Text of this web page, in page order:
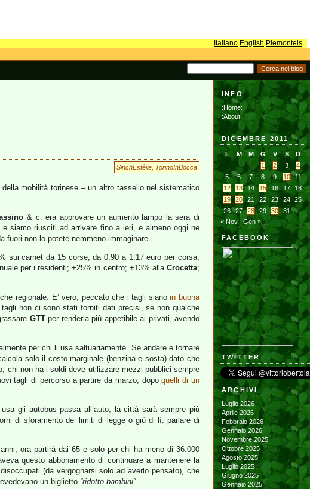
Italiano English Piemonteis
SinchËstèile TorinoInBocca
mobilità torinese – un altro tassello nel sistematico
& c. era approvare un aumento lampo la sera di
siamo riusciti ad arrivare fino a ieri, e almeno oggi ne
fuori non lo potete nemmeno immaginare.
sui carnet da 15 corse, da 0,90 a 1,17 euro per corsa;
per i residenti; +25% in centro; +13% alla Crocetta;
regionale. E’ vero; peccato che i tagli sianoin buona
non ci sono stati forniti dati precisi, se non qualche
GTTper renderla più appetibile ai privati, avendo
per chi li usa saltuariamente. Se andare e tornare
solo il costo marginale (benzina e sosta) dato che
chi non ha i soldi deve utilizzare mezzi pubblici sempre
tagli di percorso a partire da marzo, dopoquelli di un
gli autobus passa all’auto; la città sarà sempre più
di sforamento dei limiti di legge o giù di lì: parlare di
ora partirà dai 65 e solo per chi ha meno di 36.000
questo abbonamento di continuare a mantenere la
(da vergognarsi solo ad averlo pensato), che
un biglietto “ridotto bambini”.
INFO
:Home:
:About:
DICEMBRE 2011
L M M G V S
D
1
2 3
4
5
6 7 8 9 10
11
12
13 14 15 16 17
18
19
20 21 22 23 24 25
26
27 28 29 30
31
« Nov
Gen »
FACEBOOK
TWITTER
ARCHIVI
Luglio 2026
Aprile 2026
Febbraio 2026
Gennaio 2026
Novembre 2025
Ottobre 2025
Agosto 2025
Luglio 2025
Giugno 2025
Gennaio 2025